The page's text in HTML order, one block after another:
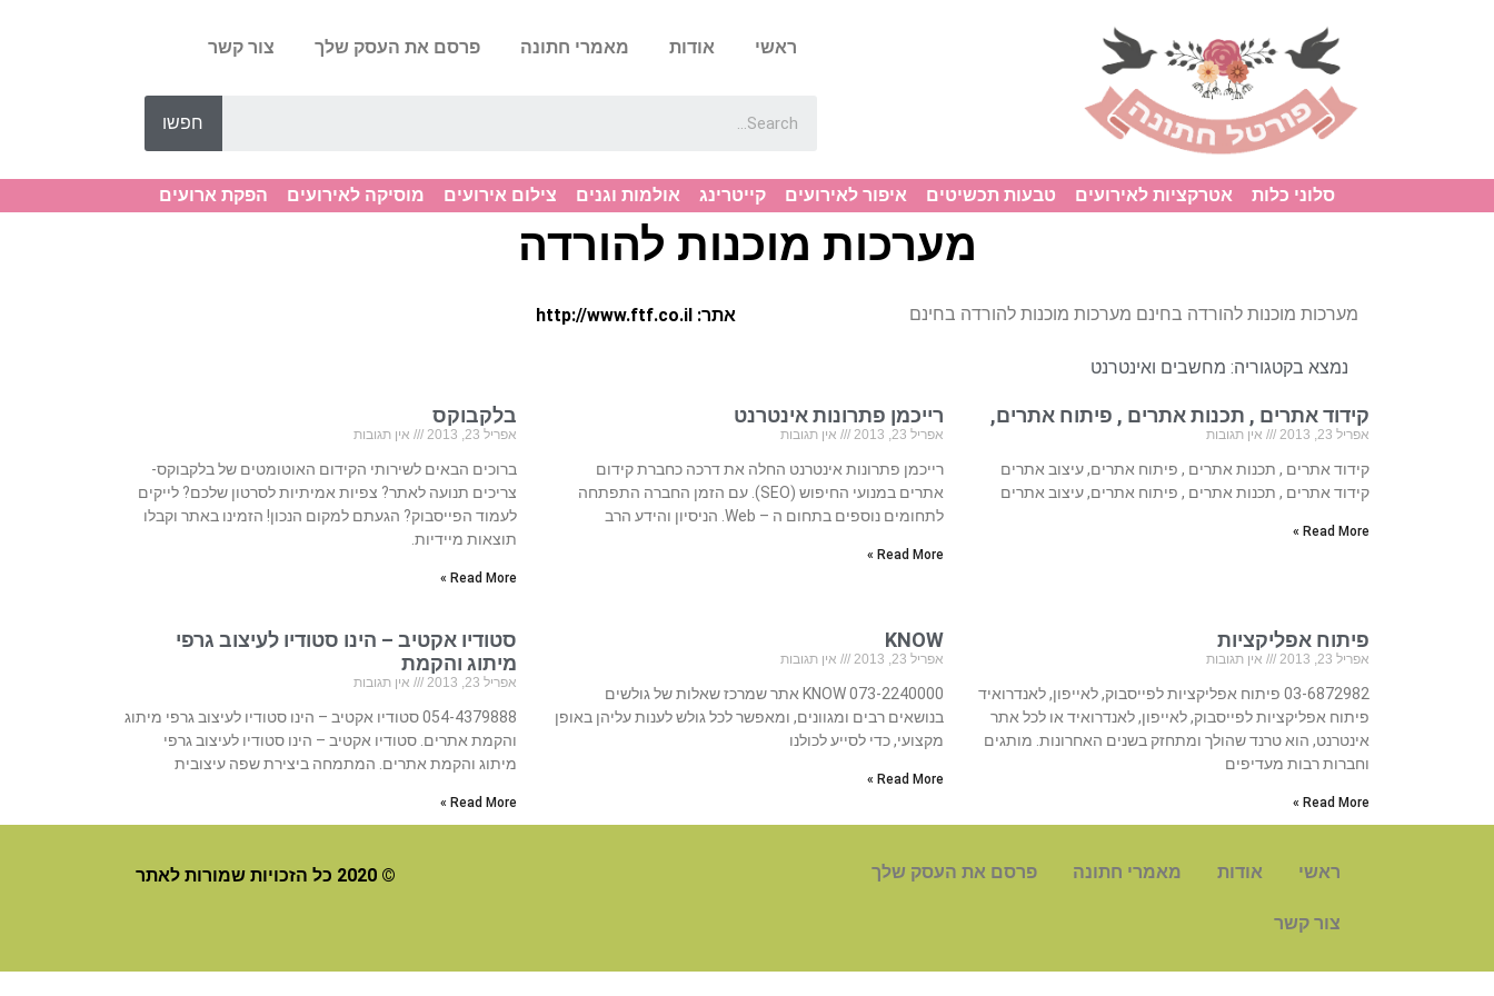
ראשי אודות מאמרי חתונה פרסם את העסק שלך צור קשר
חפשו
סלוני כלות אטרקציות לאירועים טבעות תכשיטים איפור לאירועים קייטרינג אולמות וגנים צילום אירועים מוסיקה לאירועים הפקת ארועים
מערכות מוכנות להורדה
מערכות מוכנות להורדה בחינם מערכות מוכנות להורדה בחינם אתר: http://www.ftf.co.il
נמצא בקטגוריה: מחשבים ואינטרנט
קידוד אתרים , תכנות אתרים , פיתוח אתרים,
אפריל 23, 2013 אין תגובות
קידוד אתרים , תכנות אתרים , פיתוח אתרים, עיצוב אתרים
קידוד אתרים , תכנות אתרים , פיתוח אתרים, עיצוב אתרים
Read More »
רייכמן פתרונות אינטרנט
אפריל 23, 2013 אין תגובות
רייכמן פתרונות אינטרנט החלה את דרכה כחברת קידום
אתרים במנועי החיפוש (SEO). עם הזמן החברה התפתחה
לתחומים נוספים בתחום ה – Web. הניסיון והידע הרב
Read More »
בלקבוקס
אפריל 23, 2013 אין תגובות
ברוכים הבאים לשירותי הקידום האוטומטים של בלקבוקס-
צריכים תנועה לאתר? צפיות אמיתיות לסרטון שלכם? לייקים
לעמוד הפייסבוק? הגעתם למקום הנכון! הזמינו באתר וקבלו
תוצאות מיידיות.
Read More »
פיתוח אפליקציות
אפריל 23, 2013 אין תגובות
03-6872982 פיתוח אפליקציות לפייסבוק, לאייפון, לאנדרואיד
פיתוח אפליקציות לפייסבוק, לאייפון, לאנדרואיד או לכל אתר
אינטרנט, הוא טרנד שהולך ומתחזק בשנים האחרונות. מותגים
וחברות רבות מעדיפים
Read More »
KNOW
אפריל 23, 2013 אין תגובות
073-2240000 KNOW אתר שמרכז שאלות של גולשים
בנושאים רבים ומגוונים, ומאפשר לכל גולש לענות עליהן באופן
מקצועי, כדי לסייע לכולנו
Read More »
סטודיו אקטיב – הינו סטודיו לעיצוב גרפי
מיתוג והקמת
אפריל 23, 2013 אין תגובות
054-4379888 סטודיו אקטיב – הינו סטודיו לעיצוב גרפי מיתוג
והקמת אתרים. סטודיו אקטיב – הינו סטודיו לעיצוב גרפי
מיתוג והקמת אתרים. המתמחה ביצירת שפה עיצובית
Read More »
ראשי אודות מאמרי חתונה פרסם את העסק שלך
צור קשר
© 2020 כל הזכויות שמורות לאתר